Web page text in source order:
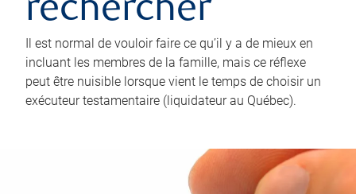
rechercher
Il est normal de vouloir faire ce qu’il y a de mieux en
incluant les membres de la famille, mais ce réflexe
peut être nuisible lorsque vient le temps de choisir un
exécuteur testamentaire (liquidateur au Québec).